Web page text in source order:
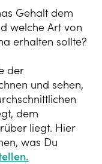
Gehalt dem
welche Art von
erhalten sollte?
der
und sehen,
dem
liegt. Hier
was Du